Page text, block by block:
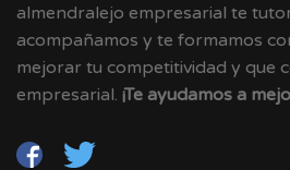
almendralejo empresarial te
acompañamos y te formamos
mejorar tu competitividad y que
empresarial. ¡Te ayudamos a